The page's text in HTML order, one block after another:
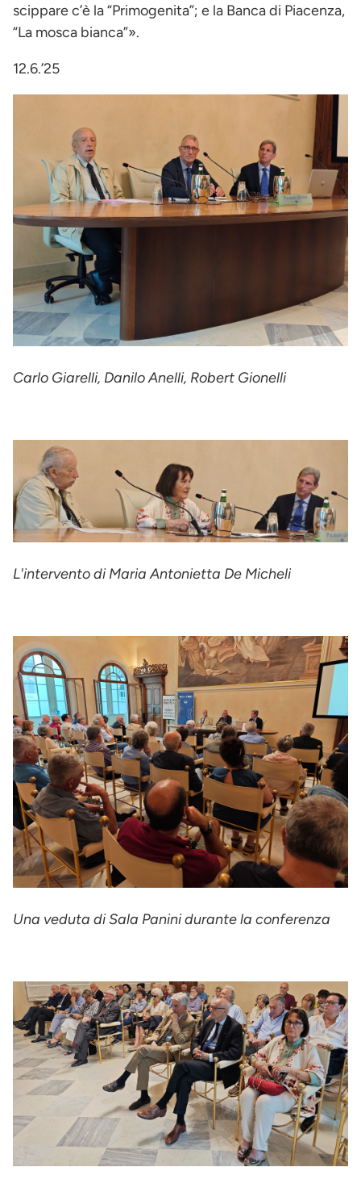
scippare c’è la “Primogenita”; e la Banca di Piacenza,
“La mosca bianca”».
12.6.’25
Carlo Giarelli, Danilo Anelli, Robert Gionelli
L'intervento di Maria Antonietta De Micheli
Una veduta di Sala Panini durante la conferenza